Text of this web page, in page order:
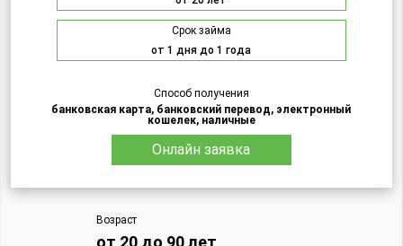
Срок займа
от 1 дня до 1 года
Способ получения
банковская карта, банковский перевод, электронный
кошелек, наличные
Онлайн заявка
Возраст
от 20 до 90 лет